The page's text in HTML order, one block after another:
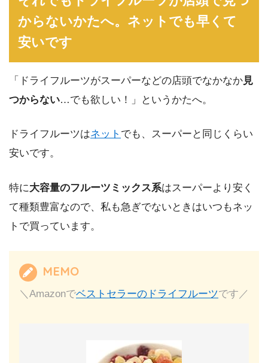
からないかたへ。ネットでも早くて
安いです
「ドライフルーツがスーパーなどの店頭でなかなか見
つからない…でも欲しい！」というかたへ。
ドライフルーツはネット でも、スーパーと同じくらい
安いです。
特に大容量のフルーツミックス系はスーパーより安く
て種類豊富なので、私も急ぎでないときはいつもネッ
トで買っています。
MEMO
＼Amazonでベストセラーのドライフルーツです／